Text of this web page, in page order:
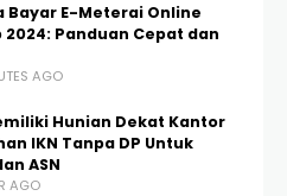
Bayar E-Meterai Online
Panduan Cepat dan
AGO
Hunian Dekat Kantor
IKN Tanpa DP Untuk
ASN
AGO